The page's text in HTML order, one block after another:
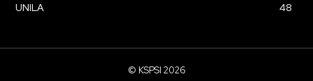
UNILA
48
© KSPSI 2026